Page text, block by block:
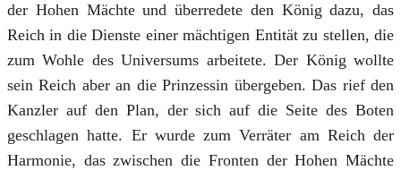
der Hohen Mächte und überredete den König dazu, das
Reich in die Dienste einer mächtigen Entität zu stellen, die
zum Wohle des Universums arbeitete. Der König wollte
sein Reich aber an die Prinzessin übergeben. Das rief den
Kanzler auf den Plan, der sich auf die Seite des Boten
geschlagen hatte. Er wurde zum Verräter am Reich der
Harmonie, das zwischen die Fronten der Hohen Mächte